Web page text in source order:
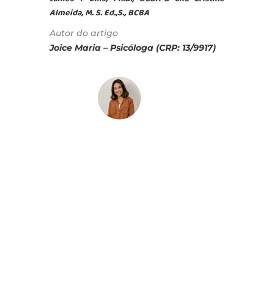
Almeida, M. S. Ed.,S., BCBA
Autor do artigo
Joice Maria – Psicóloga (CRP: 13/9917)